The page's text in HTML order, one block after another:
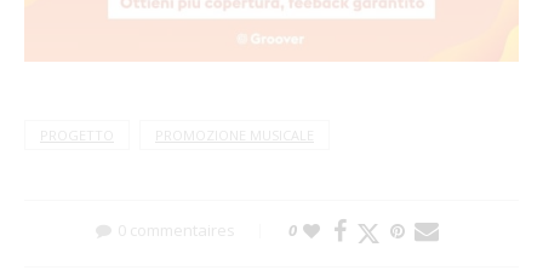
PROGETTO PROMOZIONE MUSICALE
0 commentaires 0